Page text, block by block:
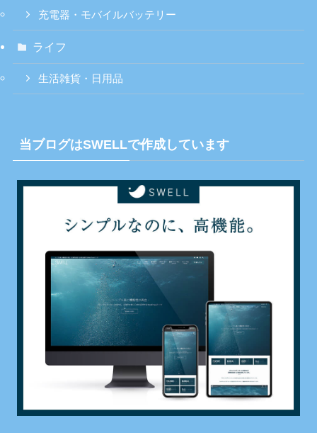
充電器・モバイルバッテリー
ライフ
生活雑貨・日用品
当ブログはSWELLで作成しています